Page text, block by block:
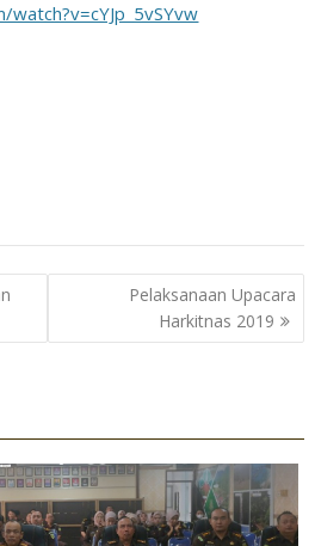
Pelaksanaan Upacara
Harkitnas 2019